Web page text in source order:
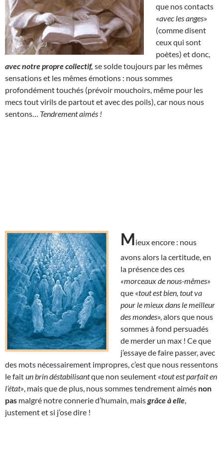
que nos contacts
«avec les anges»
(comme disent
ceux qui sont
poètes) et donc,
avec notre propre collectif, se solde toujours par les mêmes
sensations et les mêmes émotions : nous sommes
profondément touchés (prévoir mouchoirs, même pour les
mecs tout virils de partout et avec des poils), car nous nous
sentons… Tendrement aimés !
Mieux encore : nous
avons alors la certitude, en
la présence des ces
«morceaux de nous-mêmes»
que «tout est bien, tout va
pour le mieux dans le meilleur
des mondes», alors que nous
sommes à fond persuadés
de merder un max ! Ce que
j’essaye de faire passer, avec
des mots nécessairement impropres, c’est que nous ressentons
le faitun brin déstabilisantque non seulement «tout est parfait en
l’état» , mais que de plus, nous sommes tendrement aimés non
pas malgré notre connerie d’humain, maisgrâce à elle
justement et si j’ose dire !